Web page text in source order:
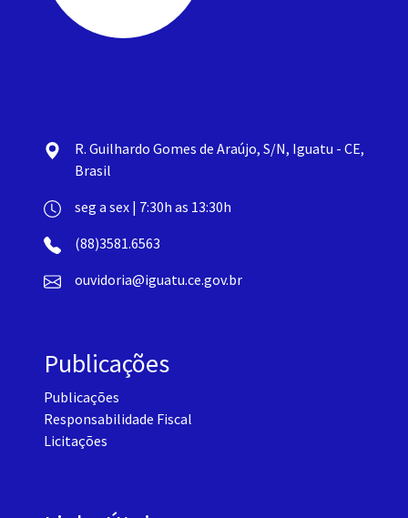
R. Guilhardo Gomes de Araújo, S/N, Iguatu - CE,
Brasil
seg a sex | 7:30h as 13:30h
(88)3581.6563
ouvidoria@iguatu.ce.gov.br
Publicações
Publicações
Responsabilidade Fiscal
Licitações